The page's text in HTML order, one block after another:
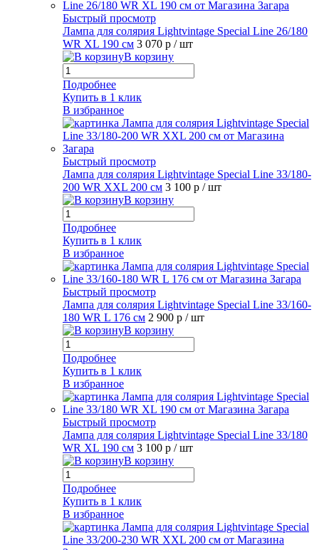
Быстрый просмотр
Лампа для солярия Lightvintage Special Line 26/180
WR XL 190 см 3 070 р / шт
В корзину
Подробнее
Купить в 1 клик
В избранное
Быстрый просмотр
Лампа для солярия Lightvintage Special Line 33/180-
200 WR XXL 200 см 3 100 р / шт
В корзину
Подробнее
Купить в 1 клик
В избранное
Быстрый просмотр
Лампа для солярия Lightvintage Special Line 33/160-
180 WR L 176 см 2 900 р / шт
В корзину
Подробнее
Купить в 1 клик
В избранное
Быстрый просмотр
Лампа для солярия Lightvintage Special Line 33/180
WR XL 190 см 3 100 р / шт
В корзину
Подробнее
Купить в 1 клик
В избранное